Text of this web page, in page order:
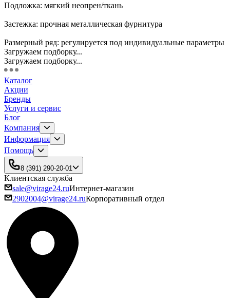
Подложка: мягкий неопрен/ткань
Застежка: прочная металлическая фурнитура
Размерный ряд: регулируется под индивидуальные параметры
Загружаем подборку...
Загружаем подборку...
Каталог
Акции
Бренды
Услуги и сервис
Блог
Компания
Информация
Помощь
8 (391) 290-20-01
Клиентская служба
sale@virage24.ruИнтернет-магазин
2902004@virage24.ruКорпоративный отдел